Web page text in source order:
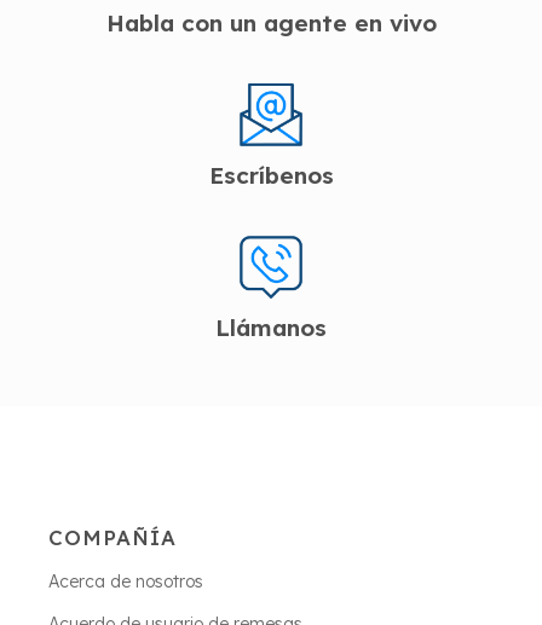
Habla con un agente en vivo
Escríbenos
Llámanos
COMPAÑÍA
Acerca de nosotros